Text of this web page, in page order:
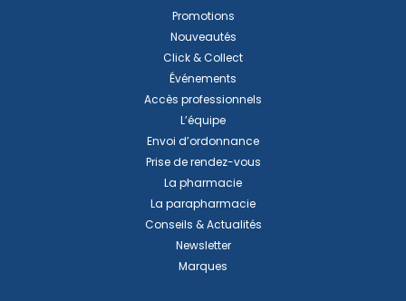
Promotions
Nouveautés
Click & Collect
Événements
Accès professionnels
L’équipe
Envoi d’ordonnance
Prise de rendez-vous
La pharmacie
La parapharmacie
Conseils & Actualités
Newsletter
Marques